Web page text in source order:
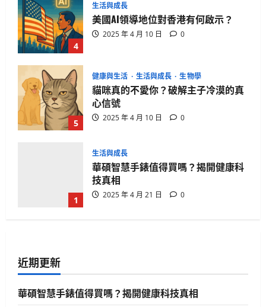
4
生活與成長
美國AI領導地位對香港有何啟示？
2025 年 4 月 10 日 0
5
健康與生活 生活與成長 生物學
貓咪真的不愛你？破解主子冷漠的真
心信號
2025 年 4 月 10 日 0
1
生活與成長
華碩智慧手錶值得買嗎？揭開健康科
技真相
2025 年 4 月 21 日 0
2 2025 年 4 月 21 日 0
近期更新
華碩智慧手錶值得買嗎？揭開健康科技真相